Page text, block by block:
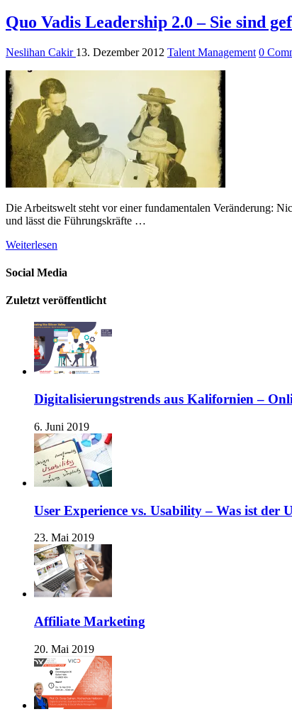
Quo Vadis Leadership 2.0 – Sie sind
Neslihan Cakir 13. Dezember 2012 Talent Management 0
Die Arbeitswelt steht vor einer fundamentalen Veränderung:
und lässt die Führungskräfte …
Weiterlesen
Social Media
Zuletzt veröffentlicht
Digitalisierungstrends aus Kalifornien –
6. Juni 2019
User Experience vs. Usability – Was ist der
23. Mai 2019
Affiliate Marketing
20. Mai 2019